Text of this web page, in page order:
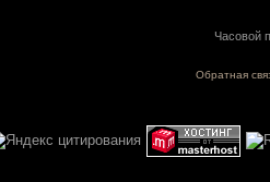
Часовой
Обратная